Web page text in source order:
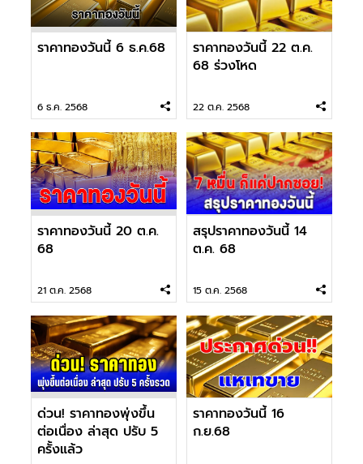
ราคาทองวันนี้ 6 ธ.ค.68
6 ธ.ค. 2568
ราคาทองวันนี้ 22 ต.ค.
68 ร่วงโหด
22 ต.ค. 2568
ราคาทองวันนี้ 20 ต.ค.
68
21 ต.ค. 2568
สรุปราคาทองวันนี้ 14
ต.ค. 68
15 ต.ค. 2568
ด่วน! ราคาทองพุ่งขึ้น
ต่อเนื่อง ล่าสุด ปรับ 5
ครั้งแล้ว
ราคาทองวันนี้ 16
ก.ย.68